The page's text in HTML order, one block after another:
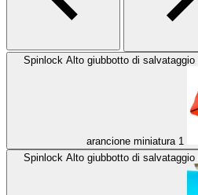
Spinlock Alto giubbotto di
arancione miniatura 1
Spinlock Alto giubbotto di